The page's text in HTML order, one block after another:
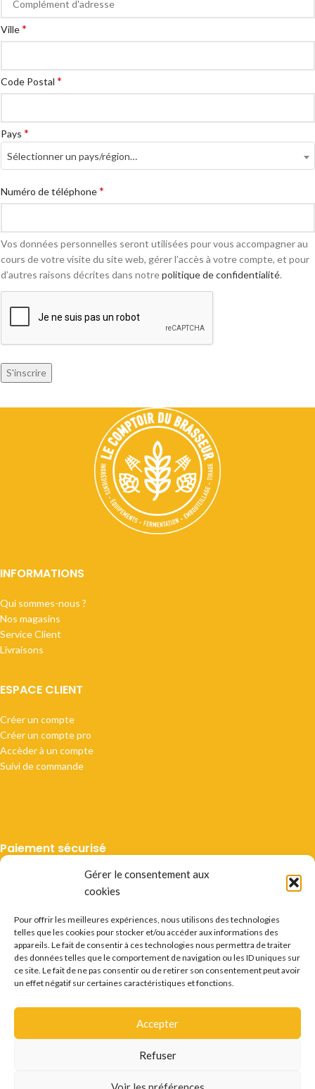
Gérer le consentement aux
cookies
Pour offrir les meilleures expériences, nous utilisons des technologies
telles que les cookies pour stocker et/ou accéder aux informations des
appareils. Le fait de consentir à ces technologies nous permettra de traiter
des données telles que le comportement de navigation ou les ID uniques sur
ce site. Le fait de ne pas consentir ou de retirer son consentement peut avoir
un effet négatif sur certaines caractéristiques et fonctions.
Accepter
Refuser
Ville*
Code Postal *
Pays *
Sélectionner un pays/région…
Numéro de téléphone*
Vos données personnelles seront utilisées pour vous accompagner au
cours de votre visite du site web, gérer l’accès à votre compte, et pour
d’autres raisons décrites dans notrepolitique de confidentialité.
S'inscrire
INFORMATIONS
Qui sommes-nous ?
Nos magasins
Service Client
Livraisons
ESPACE CLIENT
Créer un compte
Créer un compte pro
Accèder à un compte
Suivi de commande
Paiement sécurisé
Livraison suivie
Vie privée
Recrutement